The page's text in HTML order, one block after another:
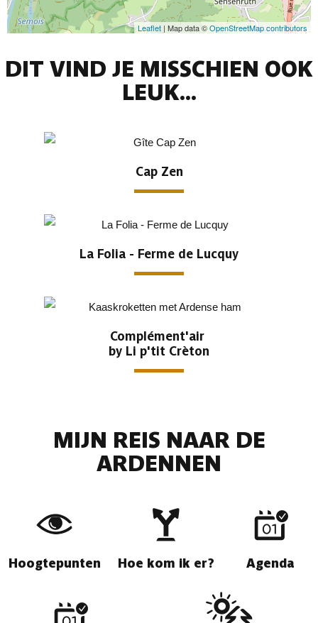
Leaflet | Map data ©OpenStreetMap contributors
DIT VIND JE MISSCHIEN OOK
LEUK...
Cap Zen
La Folia - Ferme de Lucquy
Complément'air
by Li p'tit Crèton
MIJN REIS NAAR DE
ARDENNEN
Hoogtepunten Hoe kom ik er? Agenda